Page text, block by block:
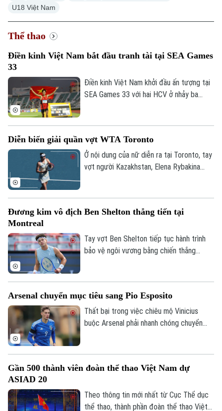
Chuyên mục
Thời sự
Hà Nội
Chính trị
Hà Nội
Nhịp sống Hà Nội
Thế giới
U18 Việt Nam
Thể thao
Điền kinh Việt Nam bắt đầu tranh tài tại SEA Games
33
Điền kinh Việt Nam khởi đầu ấn tượng tại
SEA Games 33 với hai HCV ở nhảy ba
Diễn biến giải quần vợt WTA Toronto
Ở nội dung của nữ diễn ra tại Toronto, tay
vợt người Kazakhstan, Elena Rybakina
tạo nên bất ngờ lớn khi đánh bại hạt giống
Đương kim vô địch Ben Shelton thẳng tiến tại
Montreal
Tay vợt Ben Shelton tiếp tục hành trình
bảo vệ ngôi vương bằng chiến thắng
Arsenal chuyển mục tiêu sang Pio Esposito
Thất bại trong việc chiêu mộ Vinicius
buộc Arsenal phải nhanh chóng chuyển
cho chân sút đầy tiềm năng Pio Esposito,
Utd mùa hè năm nay.
Gần 500 thành viên đoàn thể thao Việt Nam dự
ASIAD 20
Theo thông tin mới nhất từ Cục Thể dục
thể thao, thành phần đoàn thể thao Việt